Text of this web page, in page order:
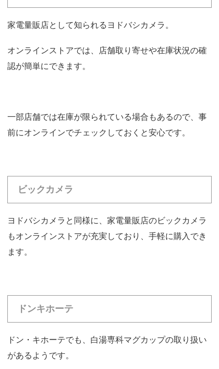
家電量販店として知られるヨドバシカメラ。
オンラインストアでは、店舗取り寄せや在庫状況の確
認が簡単にできます。
一部店舗では在庫が限られている場合もあるので、事
前にオンラインでチェックしておくと安心です。
ビックカメラ
ヨドバシカメラと同様に、家電量販店のビックカメラ
もオンラインストアが充実しており、手軽に購入でき
ます。
ドンキホーテ
ドン・キホーテでも、白湯専科マグカップの取り扱い
があるようです。